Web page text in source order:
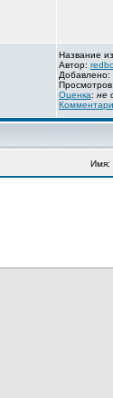
Название
Автор:
Добавлено:
Оценка: не
Имя: